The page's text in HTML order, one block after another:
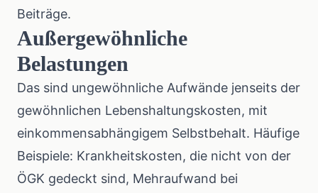
Beiträge.
Außergewöhnliche
Belastungen
Das sind ungewöhnliche Aufwände jenseits der
gewöhnlichen Lebenshaltungskosten, mit
einkommensabhängigem Selbstbehalt. Häufige
Beispiele: Krankheitskosten, die nicht von der
ÖGK gedeckt sind, Mehraufwand bei